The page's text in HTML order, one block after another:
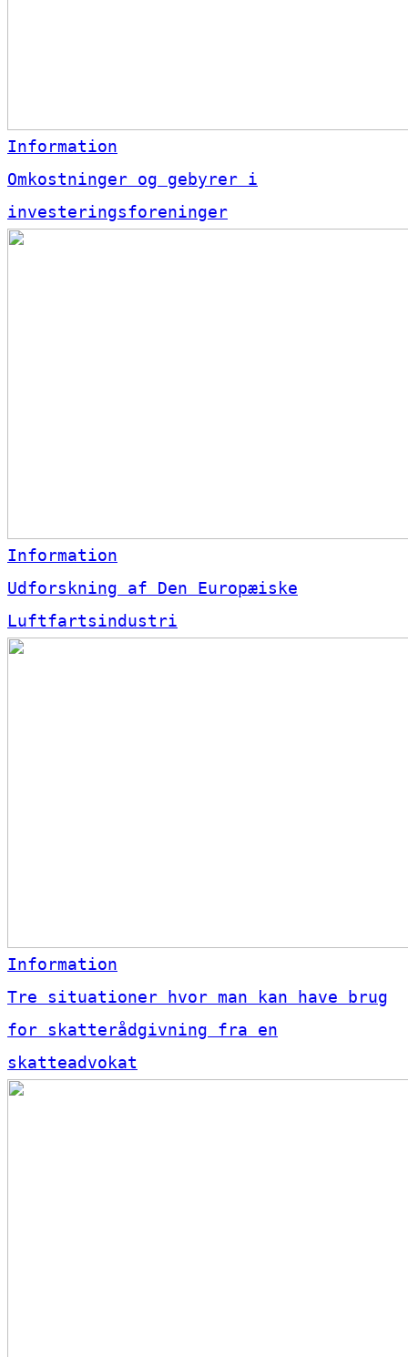
Information
Omkostninger og gebyrer i
investeringsforeninger
Information
Udforskning af Den Europæiske
Luftfartsindustri
Information
Tre situationer hvor man kan have brug
for skatterådgivning fra en
skatteadvokat